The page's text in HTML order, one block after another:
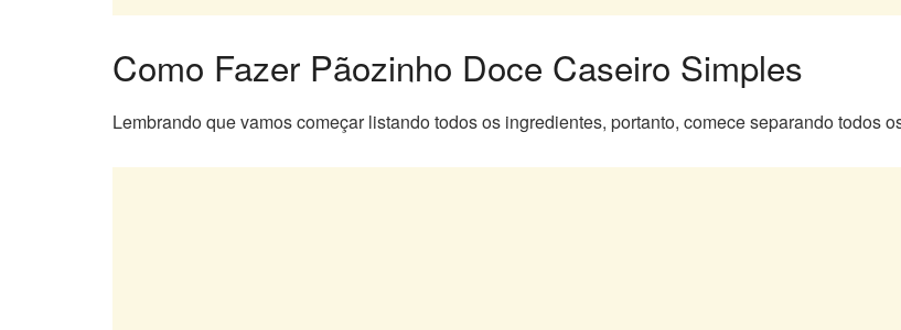
Como Fazer Pãozinho Doce Caseiro Simples
Lembrando que vamos começar listando todos os ingredientes, portanto, comece separando todos